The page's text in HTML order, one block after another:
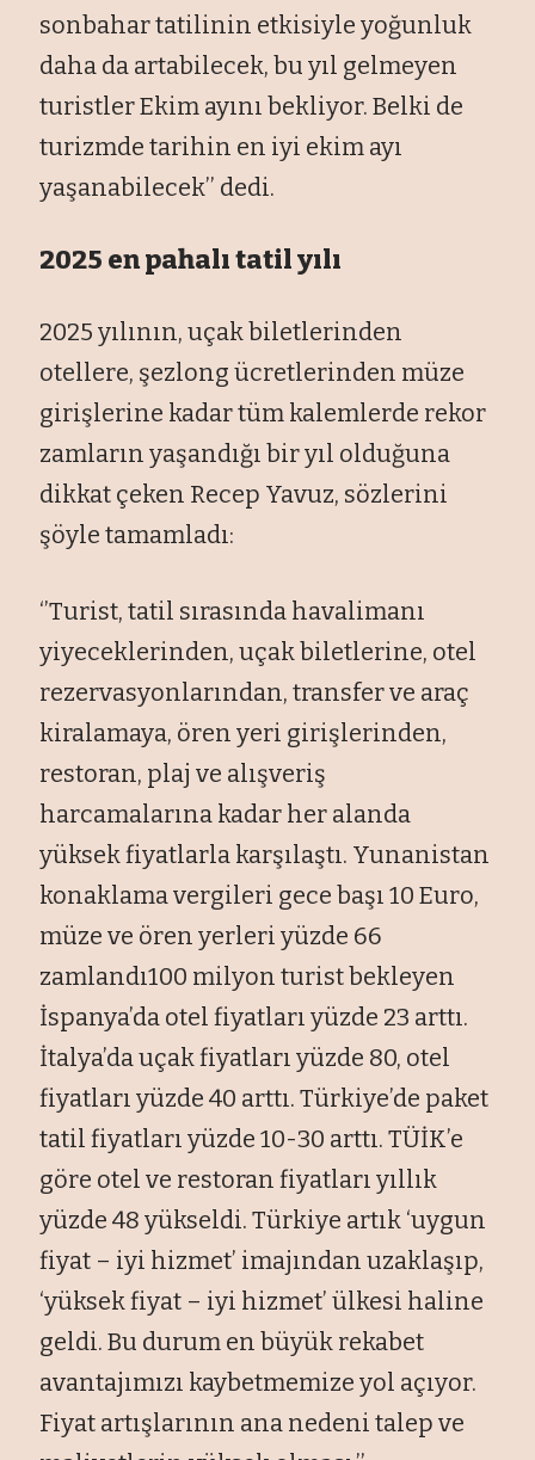
sonbahar tatilinin etkisiyle yoğunluk
daha da artabilecek, bu yıl gelmeyen
turistler Ekim ayını bekliyor. Belki de
turizmde tarihin en iyi ekim ayı
yaşanabilecek’’ dedi.
2025 en pahalı tatil yılı
2025 yılının, uçak biletlerinden
otellere, şezlong ücretlerinden müze
girişlerine kadar tüm kalemlerde rekor
zamların yaşandığı bir yıl olduğuna
dikkat çeken Recep Yavuz, sözlerini
şöyle tamamladı:
‘’Turist, tatil sırasında havalimanı
yiyeceklerinden, uçak biletlerine, otel
rezervasyonlarından, transfer ve araç
kiralamaya, ören yeri girişlerinden,
restoran, plaj ve alışveriş
harcamalarına kadar her alanda
yüksek fiyatlarla karşılaştı. Yunanistan
konaklama vergileri gece başı 10 Euro,
müze ve ören yerleri yüzde 66
zamlandı100 milyon turist bekleyen
İspanya’da otel fiyatları yüzde 23 arttı.
İtalya’da uçak fiyatları yüzde 80, otel
fiyatları yüzde 40 arttı. Türkiye’de paket
tatil fiyatları yüzde 10-30 arttı. TÜİK’e
göre otel ve restoran fiyatları yıllık
yüzde 48 yükseldi. Türkiye artık ‘uygun
fiyat – iyi hizmet’ imajından uzaklaşıp,
‘yüksek fiyat – iyi hizmet’ ülkesi haline
geldi. Bu durum en büyük rekabet
avantajımızı kaybetmemize yol açıyor.
Fiyat artışlarının ana nedeni talep ve